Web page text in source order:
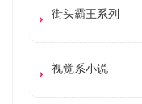
街头霸王系列
视觉系小说